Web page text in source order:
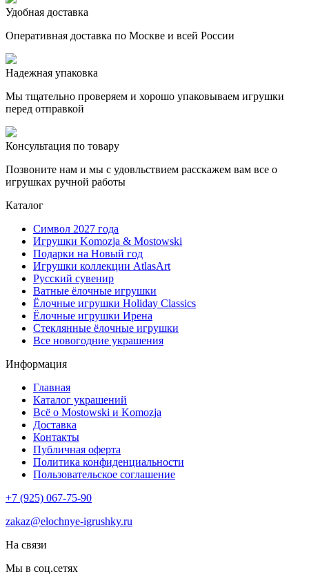
Удобная доставка
Оперативная доставка по Москве и всей России
Надежная упаковка
Мы тщательно проверяем и хорошо упаковываем игрушки
перед отправкой
Консультация по товару
Позвоните нам и мы с удовльствием расскажем вам все о
игрушках ручной работы
Каталог
Символ 2027 года
Игрушки Komozja & Mostowski
Подарки на Новый год
Игрушки коллекции AtlasArt
Русский сувенир
Ватные ёлочные игрушки
Ёлочные игрушки Holiday Classics
Ëлочные игрушки Ирена
Стеклянные ёлочные игрушки
Все новогодние украшения
Информация
Главная
Каталог украшений
Всё о Mostowski и Komozja
Доставка
Контакты
Публичная оферта
Политика конфиденциальности
Пользовательское соглашение
+7 (925) 067-75-90
zakaz@elochnye-igrushky.ru
На связи
Мы в соц.сетях